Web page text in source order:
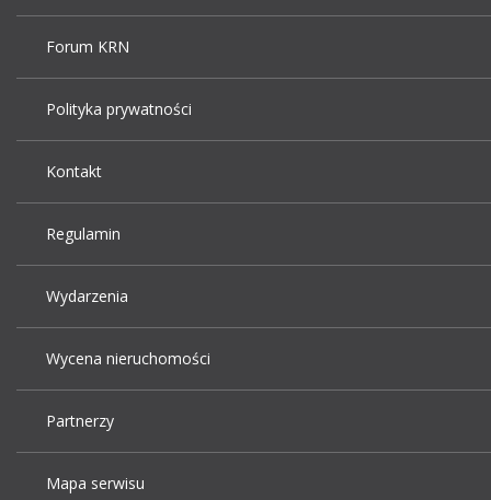
Forum KRN
Polityka prywatności
Kontakt
Regulamin
Wydarzenia
Wycena nieruchomości
Partnerzy
Mapa serwisu